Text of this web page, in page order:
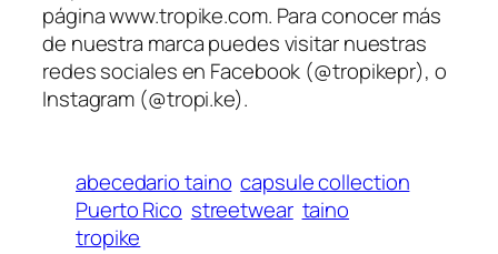
página www.tropike.com. Para conocer más
de nuestra marca puedes visitar nuestras
redes sociales en Facebook (@tropikepr), o
Instagram (@tropi.ke).
abecedario taino capsule collection
Puerto Rico streetwear taino
tropike